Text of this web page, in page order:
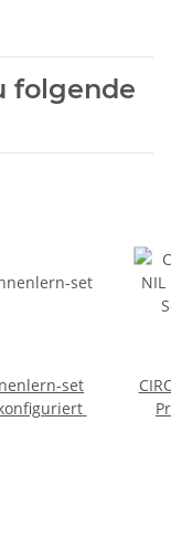
folgende
set